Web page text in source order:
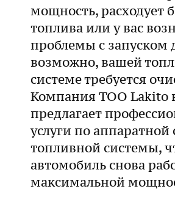
мощность, расходует
топлива или у вас
проблемы с запуском
возможно, вашей
системе требуется
Компания ТОО Lakito
предлагает
услуги по аппаратной
топливной системы,
автомобиль снова
максимальной